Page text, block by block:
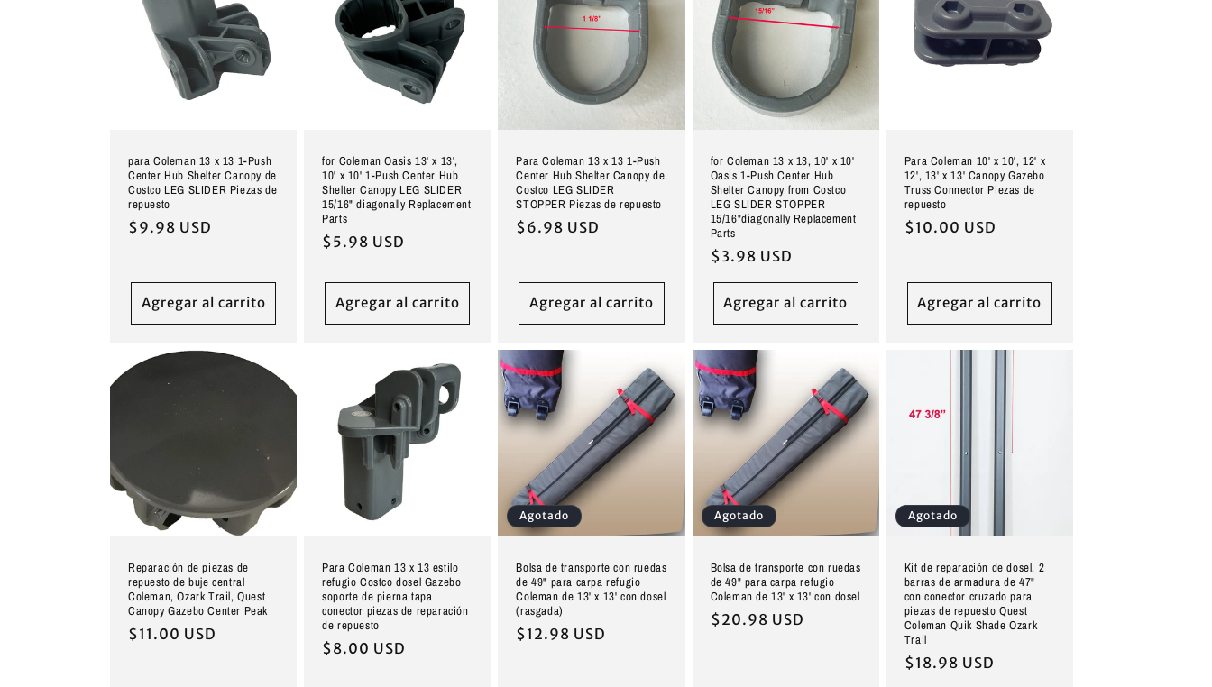
para Coleman 13 x 13 1-Push
Center Hub Shelter Canopy de
Costco LEG SLIDER Piezas de
repuesto
Precio
$9.98 USD
Agregar al carrito
for Coleman Oasis 13' x 13',
10' x 10' 1-Push Center Hub
Shelter Canopy LEG SLIDER
15/16" diagonally Replacement
Parts
Precio
$5.98 USD
Agregar al carrito
Para Coleman 13 x 13 1-Push
Center Hub Shelter Canopy de
Costco LEG SLIDER
STOPPER Piezas de repuesto
Precio
$6.98 USD
Agregar al carrito
for Coleman 13 x 13, 10' x 10'
Oasis 1-Push Center Hub
Shelter Canopy from Costco
LEG SLIDER STOPPER
15/16"diagonally Replacement
Parts
Precio
$3.98 USD
Agregar al carrito
Para Coleman 10' x 10', 12' x
12', 13' x 13' Canopy Gazebo
Truss Connector Piezas de
repuesto
Precio
$10.00 USD
Agregar al carrito
Reparación de piezas de
repuesto de buje central
Coleman, Ozark Trail, Quest
Canopy Gazebo Center Peak
Precio
$11.00 USD
Para Coleman 13 x 13 estilo
refugio Costco dosel Gazebo
soporte de pierna tapa
conector piezas de reparación
de repuesto
Precio
$8.00 USD
Agotado
Bolsa de transporte con ruedas
de 49" para carpa refugio
Coleman de 13' x 13' con dosel
(rasgada)
Precio
$12.98 USD
Agotado
Bolsa de transporte con ruedas
de 49" para carpa refugio
Coleman de 13' x 13' con dosel
Precio
$20.98 USD
Agotado
Kit de reparación de dosel, 2
barras de armadura de 47"
con conector cruzado para
piezas de repuesto Quest
Coleman Quik Shade Ozark
Trail
Precio
$18.98 USD